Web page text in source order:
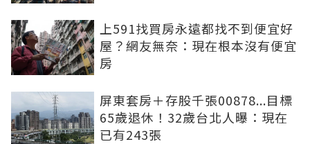
上591找買房永遠都找不到便宜好
屋？網友無奈：現在根本沒有便宜
房
屏東套房＋存股千張00878...目標
65歲退休！32歲台北人曝：現在
已有243張